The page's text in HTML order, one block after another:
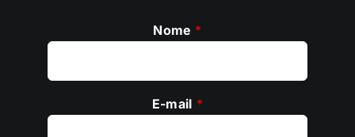
Nome *
E-mail *